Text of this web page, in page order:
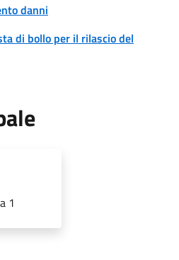
danni
di bollo per il rilascio del
1